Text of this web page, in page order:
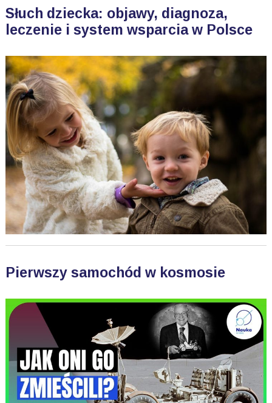
Słuch dziecka: objawy, diagnoza,
leczenie i system wsparcia w Polsce
Pierwszy samochód w kosmosie